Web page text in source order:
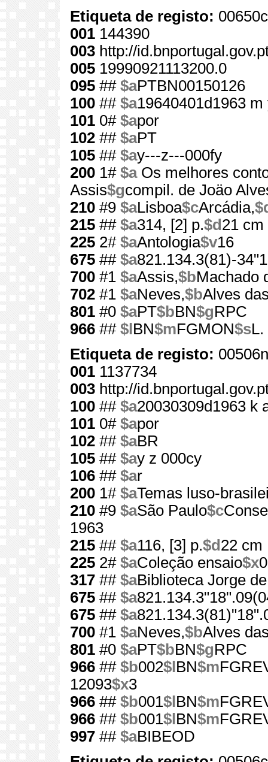
Etiqueta de registo:
001 144390
003 http://
005 19990921113200.0
095 ## $aPTBN00150126
100 ## $a19640401d1963
101 0# $apor
102 ## $aPT
105 ## $ay---z---000fy
200 1# $aOs melhores
Assis$gcompil. de Joäo
210 #9 $aLisboa$cArcádia,
215 ## $a314, [2] p.$d 21 cm
225 2# $aAntologia$v16
675 ## $a821.134.3(81)-
700 #1 $aAssis,$bMachado
702 #1 $aNeves,$bAlves
801 #0 $aPT$bBN$gRPC
966 ## $l BN$mFGMON$sL.
Etiqueta de registo:
001 1137734
003 http://
100 ## $a20030309d1963 k
101 0# $apor
102 ## $aBR
105 ## $ay z 000cy
106 ## $ar
200 1# $aTemas luso-
210 #9 $aSão Paulo$c
1963
215 ## $a116, [3] p.$d 22 cm
225 2# $aColeção ensaio$x
317 ## $aBiblioteca Jorge
675 ## $a
675 ## $a
700 #1 $aNeves,$bAlves
801 #0 $aPT$bBN$gRPC
966 ## $b002$l BN$m
12093$x3
966 ## $b001$l BN$m
966 ## $b001$l BN$m
997 ## $aBIBEOD